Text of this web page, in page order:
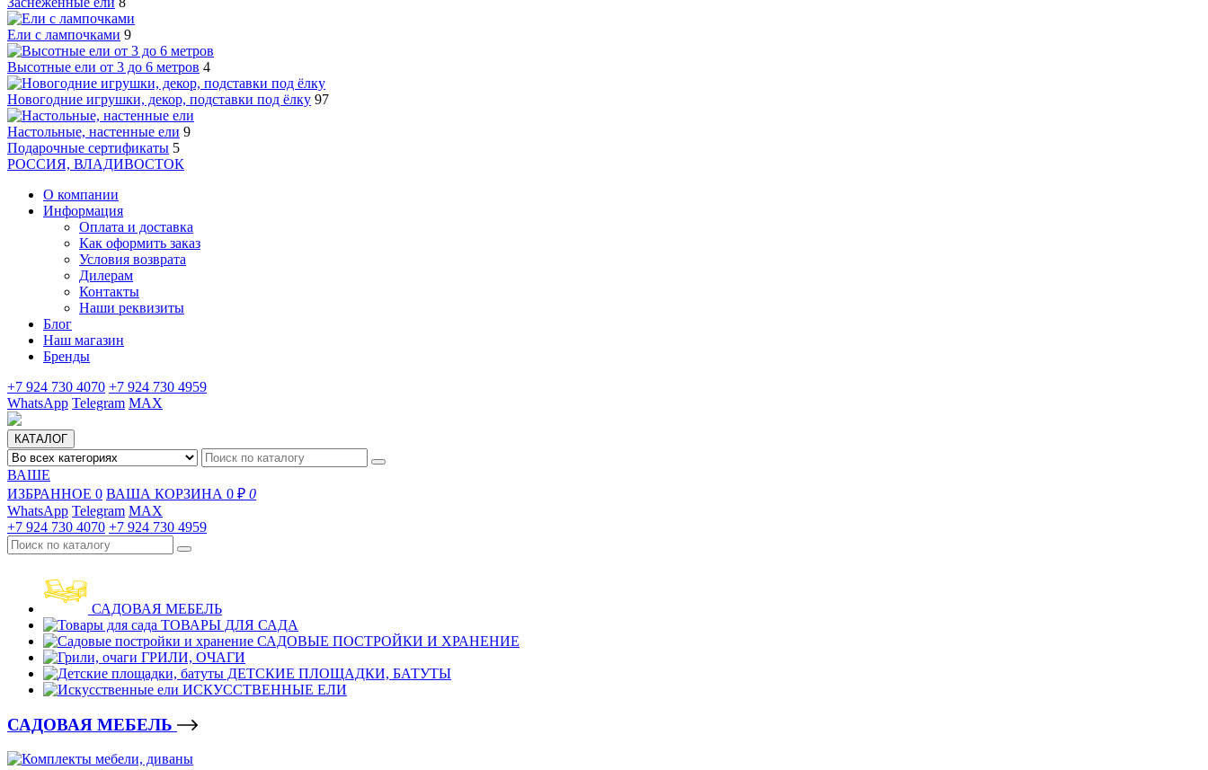
Ели с лампочками 9
Высотные ели от 3 до 6 метров 4
Новогодние игрушки, декор, подставки под ёлку 97
Настольные, настенные ели 9
Подарочные сертификаты 5
РОССИЯ, ВЛАДИВОСТОК
О компании
Информация
Оплата и доставка
Как оформить заказ
Условия возврата
Дилерам
Контакты
Наши реквизиты
Блог
Наш магазин
Бренды
+7 924 730 4070 +7 924 730 4959
WhatsApp Telegram MAX
КАТАЛОГ
ВАШЕ
ИЗБРАННОЕ 0 ВАША КОРЗИНА 0 ₽ 0
WhatsApp Telegram MAX
+7 924 730 4070 +7 924 730 4959
САДОВАЯ МЕБЕЛЬ
ТОВАРЫ ДЛЯ САДА
САДОВЫЕ ПОСТРОЙКИ И ХРАНЕНИЕ
ГРИЛИ, ОЧАГИ
ДЕТСКИЕ ПЛОЩАДКИ, БАТУТЫ
ИСКУССТВЕННЫЕ ЕЛИ
САДОВАЯ МЕБЕЛЬ